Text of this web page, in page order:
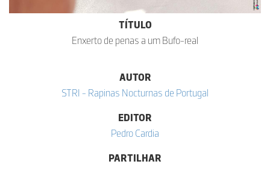
TÍTULO
Enxerto de penas a um Bufo-real
AUTOR
STRI - Rapinas Nocturnas de Portugal
EDITOR
Pedro Cardia
PARTILHAR